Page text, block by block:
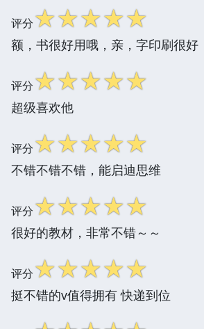
评分☆☆☆☆☆
额，书很好用哦，亲，字印刷很好
评分☆☆☆☆☆
超级喜欢他
评分☆☆☆☆☆
不错不错不错，能启迪思维
评分☆☆☆☆☆
很好的教材，非常不错～～
评分☆☆☆☆☆
挺不错的v值得拥有 快递到位